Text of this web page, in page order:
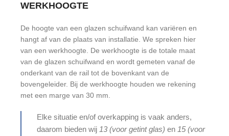
WERKHOOGTE
De hoogte van een glazen schuifwand kan variëren en
hangt af van de plaats van installatie. We spreken hier
van een werkhoogte. De werkhoogte is de totale maat
van de glazen schuifwand en wordt gemeten vanaf de
onderkant van de rail tot de bovenkant van de
bovengeleider. Bij de werkhoogte houden we rekening
met een marge van 30 mm.
Elke situatie en/of overkapping is vaak anders,
daarom bieden wij 13 (voor getint glas) en 15 (voor